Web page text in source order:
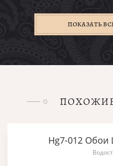
ПОКАЗАТЬ
Hg7-012 Обои